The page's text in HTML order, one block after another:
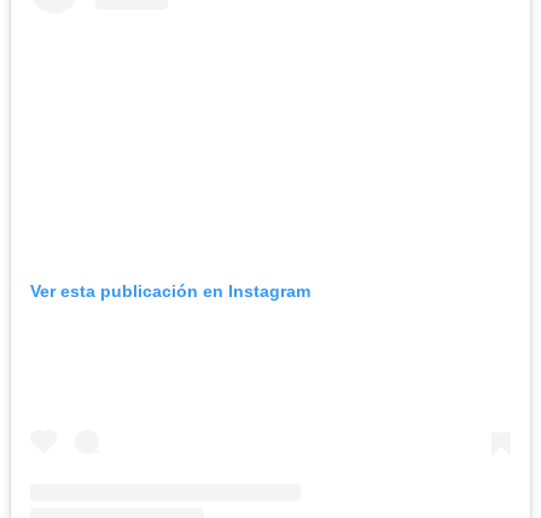
Ver esta publicación en Instagram